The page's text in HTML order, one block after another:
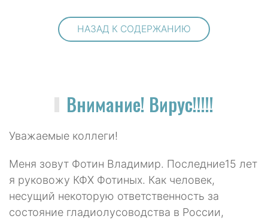
НАЗАД К СОДЕРЖАНИЮ
Внимание! Вирус!!!!!
Уважаемые коллеги!
Меня зовут Фотин Владимир. Последние15 лет
я руковожу КФХ Фотиных. Как человек,
несущий некоторую ответственность за
состояние гладиолусоводства в России,